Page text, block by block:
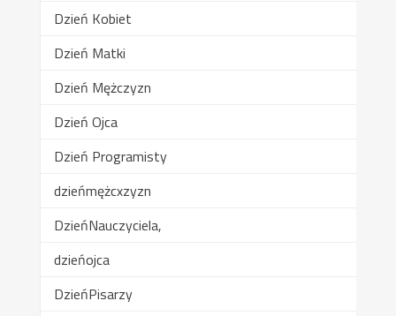
Dzień Kobiet
Dzień Matki
Dzień Mężczyzn
Dzień Ojca
Dzień Programisty
dzieńmężcxzyzn
DzieńNauczyciela,
dzieńojca
DzieńPisarzy